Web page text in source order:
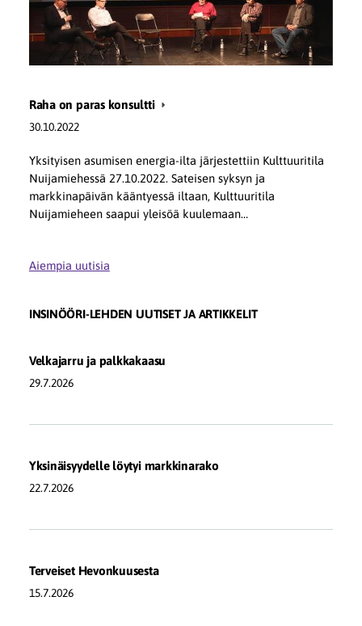
Raha on paras konsultti
30.10.2022
Yksityisen asumisen energia-ilta järjestettiin Kulttuuritila
Nuijamiehessä 27.10.2022. Sateisen syksyn ja
markkinapäivän kääntyessä iltaan, Kulttuuritila
Nuijamieheen saapui yleisöä kuulemaan…
Aiempia uutisia
INSINÖÖRI-LEHDEN UUTISET JA ARTIKKELIT
Velkajarru ja palkkakaasu
29.7.2026
Yksinäisyydelle löytyi markkinarako
22.7.2026
Terveiset Hevonkuusesta
15.7.2026